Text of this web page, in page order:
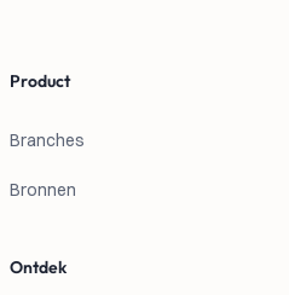
Product
Branches
Bronnen
Ontdek